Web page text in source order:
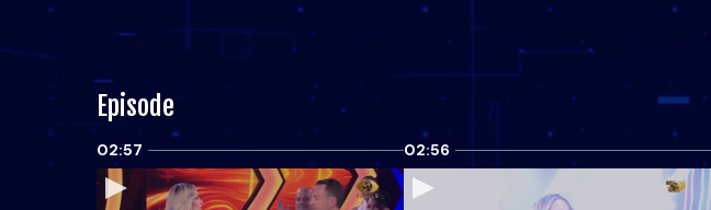
Episode
02:57 02:56